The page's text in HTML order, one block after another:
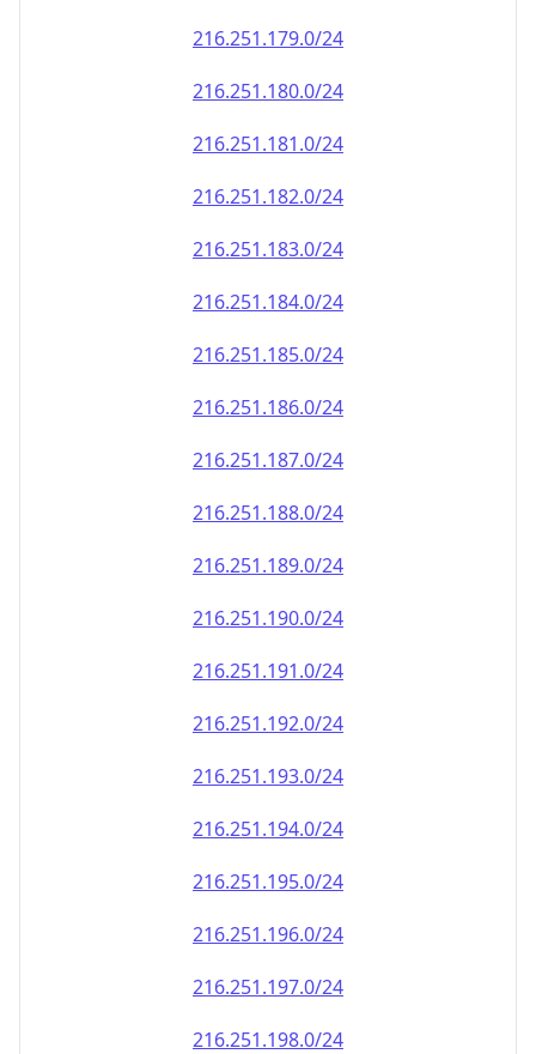
216.251.179.0/24
216.251.180.0/24
216.251.181.0/24
216.251.182.0/24
216.251.183.0/24
216.251.184.0/24
216.251.185.0/24
216.251.186.0/24
216.251.187.0/24
216.251.188.0/24
216.251.189.0/24
216.251.190.0/24
216.251.191.0/24
216.251.192.0/24
216.251.193.0/24
216.251.194.0/24
216.251.195.0/24
216.251.196.0/24
216.251.197.0/24
216.251.198.0/24